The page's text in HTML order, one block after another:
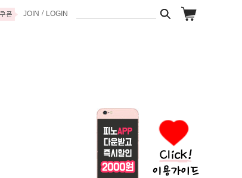
JOIN / LOGIN